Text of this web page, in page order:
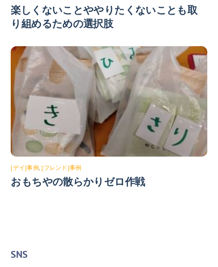
楽しくないことややりたくないことも取
り組めるための選択肢
[デイ]事例 [フレンド]事例
おもちやの散らかりゼロ作戦
SNS